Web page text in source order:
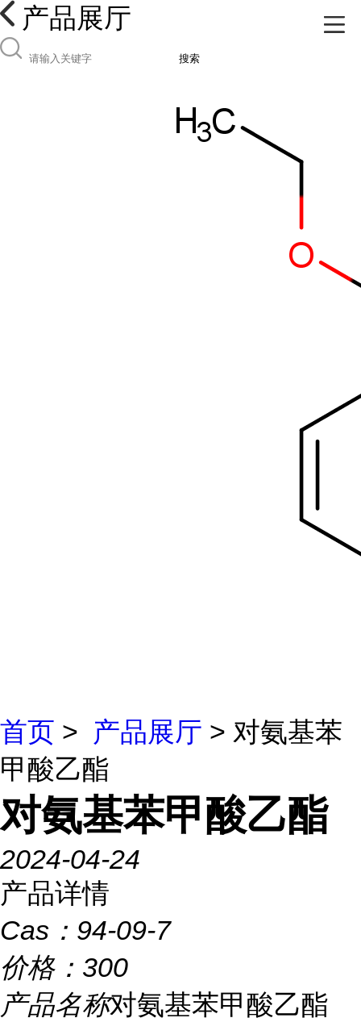
产品展厅
搜索
首页 > 产品展厅 > 对氨基苯
甲酸乙酯
对氨基苯甲酸乙酯
2024-04-24
产品详情
Cas： 94-09-7
价格： 300
产品名称对氨基苯甲酸乙酯